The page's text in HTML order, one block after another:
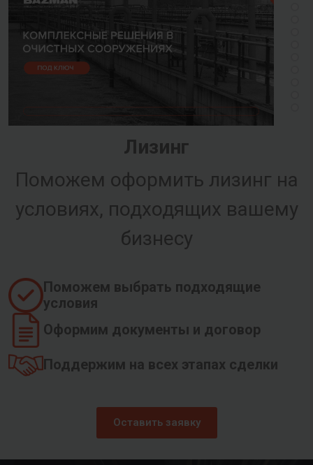
Лизинг
Поможем оформить лизинг на
условиях, подходящих вашему
бизнесу
Поможем выбрать подходящие
условия
Оформим документы и договор
Поддержим на всех этапах сделки
Оставить заявку